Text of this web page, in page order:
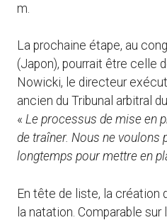
m.
La prochaine étape, au
(Japon), pourrait être celle
Nowicki, le directeur
ancien du Tribunal arbitral
« Le processus de mise en
de traîner. Nous ne voulons
longtemps pour mettre en
En tête de liste, la création
la natation. Comparable